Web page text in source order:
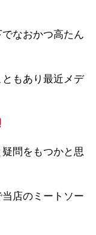
なおかつ高たん
もあり最近メデ
疑問をもつかと思
店のミートソー